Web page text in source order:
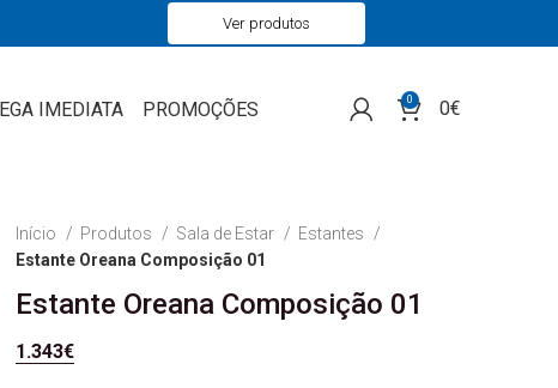
IMEDIATA PROMOÇÕES 0 0€
Início Produtos Sala de Estar
Estantes
Estante Oreana Composição 01
Estante Oreana Composição 01
1.343€
Ver produtos